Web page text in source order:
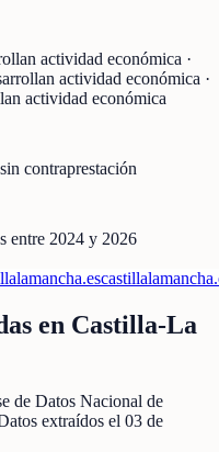
actividad económica ·
actividad económica ·
actividad económica
contraprestación
entre 2024 y 2026
en Castilla-La
de Datos Nacional de
extraídos el 03 de